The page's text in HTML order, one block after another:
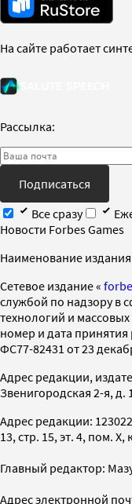
На сайте работает
Рассылка:
Подписаться
Все сразу
Новости Forbes Games
Наименование
Cетевое издание «
службой по надзору в
технологий и
номер и дата
ФС77-82431 от 23
Адрес редакции,
Звенигородская 2-я, д.
Адрес редакции:
13, стр. 15, эт. 4, пом. X,
Главный редактор:
Адрес электронной